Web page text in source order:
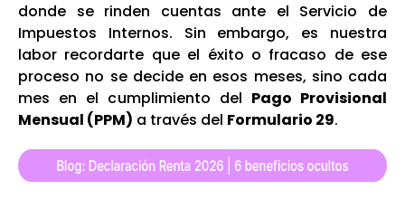
donde se rinden cuentas ante el Servicio de
Impuestos Internos. Sin embargo, es nuestra
labor recordarte que el éxito o fracaso de ese
proceso no se decide en esos meses, sino cada
mes en el cumplimiento del Pago Provisional
Mensual (PPM) a través del Formulario 29.